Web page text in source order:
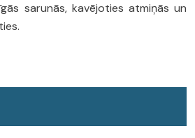
sarunās, kavējoties atmiņās un